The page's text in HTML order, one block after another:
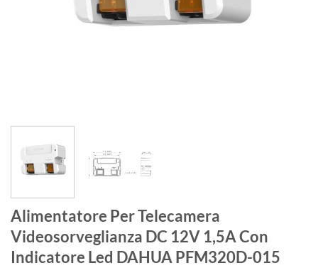
Alimentatore Per Telecamera
Videosorveglianza DC 12V 1,5A Con
Indicatore Led DAHUA PFM320D-015